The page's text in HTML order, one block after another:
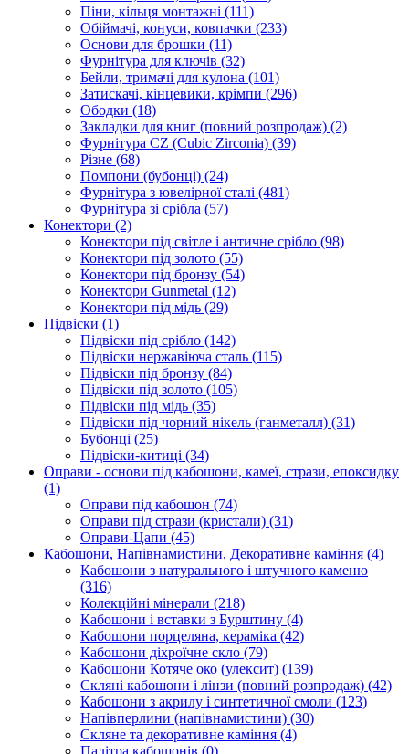
Піни, кільця монтажні (111)
Обіймачі, конуси, ковпачки (233)
Основи для брошки (11)
Фурнітура для ключів (32)
Бейли, тримачі для кулона (101)
Затискачі, кінцевики, крімпи (296)
Ободки (18)
Закладки для книг (повний розпродаж) (2)
Фурнітура CZ (Cubic Zirconia) (39)
Різне (68)
Помпони (бубонці) (24)
Фурнітура з ювелірної сталі (481)
Фурнітура зі срібла (57)
Конектори (2)
Конектори під світле і античне срібло (98)
Конектори під золото (55)
Конектори під бронзу (54)
Конектори Gunmetal (12)
Конектори під мідь (29)
Підвіски (1)
Підвіски під срібло (142)
Підвіски нержавіюча сталь (115)
Підвіски під бронзу (84)
Підвіски під золото (105)
Підвіски під мідь (35)
Підвіски під чорний нікель (ганметалл) (31)
Бубонці (25)
Підвіски-китиці (34)
Оправи - основи під кабошони, камеї, стрази, епоксидку
(1)
Оправи під кабошон (74)
Оправи під стрази (кристали) (31)
Оправи-Цапи (45)
Кабошони, Напівнамистини, Декоративне каміння (4)
Кабошони з натурального і штучного каменю
(316)
Колекційні мінерали (218)
Кабошони і вставки з Бурштину (4)
Кабошони порцеляна, кераміка (42)
Кабошони діхроїчне скло (79)
Кабошони Котяче око (улексит) (139)
Скляні кабошони і лінзи (повний розпродаж) (42)
Кабошони з акрилу і синтетичної смоли (123)
Напівперлини (напівнамистини) (30)
Скляне та декоративне каміння (4)
Палітра кабошонів (0)